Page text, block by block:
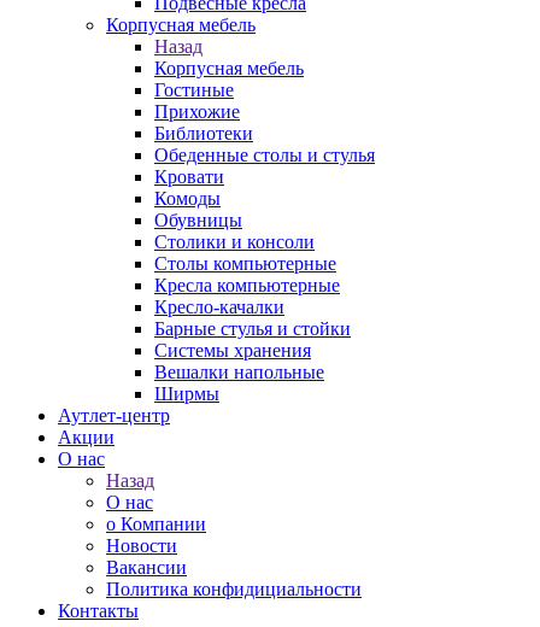
Корпусная мебель
Назад
Корпусная мебель
Гостиные
Прихожие
Библиотеки
Обеденные столы и стулья
Кровати
Комоды
Обувницы
Столики и консоли
Столы компьютерные
Кресла компьютерные
Кресло-качалки
Барные стулья и стойки
Системы хранения
Вешалки напольные
Ширмы
Аутлет-центр
Акции
О нас
Назад
О нас
о Компании
Новости
Вакансии
Политика конфидициальности
Контакты